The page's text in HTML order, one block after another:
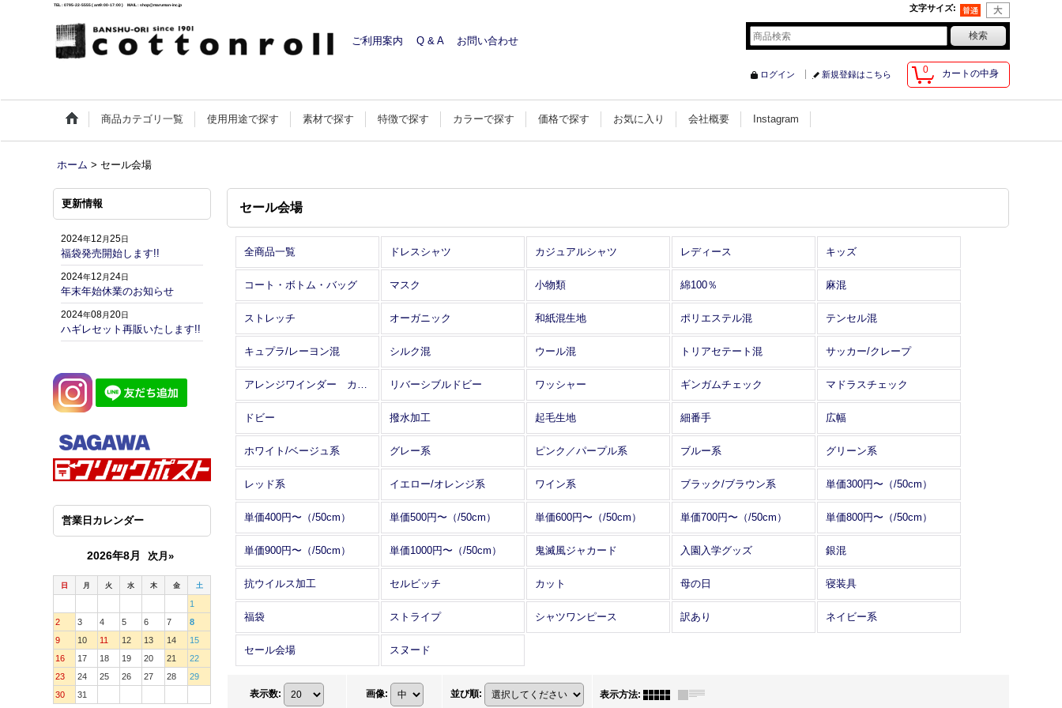
TEL : 0795-22-5555 ( am9:00-17:00 ) MAIL : shop@maruman-inc.jp 文字サイズ:
ご利用案内 Q & A お問い合わせ
0 カートの中身
ログイン 新規登録はこちら
商品カテゴリ一覧 使用用途で探す 素材で探す 特徴で探す カラーで探す 価格で探す お気に入り 会社概要 Instagram
ホーム > セール会場
更新情報
2024年12 月25日
福袋発売開始します!!
2024年12 月24日
年末年始休業のお知らせ
2024年08月20日
ハギレセット再販いたします!!
営業日カレンダー
2026年8月 次月»
日 月 火 水 木 金 土
1
2
3 4 5 6 7
8
9
10 11 12 13 14
15
16
17 18 19 20 21
22
23
24 25 26 27 28
29
30
31
セール会場
全商品一覧 ドレスシャツ カジュアルシャツ レディース キッズ
コート・ボトム・バッグ マスク 小物類 綿100％ 麻混
ストレッチ オーガニック 和紙混生地 ポリエステル混 テンセル混
キュプラ/レーヨン混 シルク混 ウール混 トリアセテート混 サッカー/クレープ
アレンジワインダー カットジャカード リバーシブルドビー ワッシャー ギンガムチェック マドラスチェック
ドビー 撥水加工 起毛生地 細番手 広幅
ホワイト/ベージュ系 グレー系 ピンク／パープル系 ブルー系 グリーン系
レッド系 イエロー/オレンジ系 ワイン系 ブラック/ブラウン系 単価300円〜（/50cm）
単価400円〜（/50cm） 単価500円〜（/50cm） 単価600円〜（/50cm） 単価700円〜（/50cm） 単価800円〜（/50cm）
単価900円〜（/50cm） 単価1000円〜（/50cm） 鬼滅風ジャカード 入園入学グッズ 銀混
抗ウイルス加工 セルビッチ カット 母の日 寝装具
福袋 ストライプ シャツワンピース 訳あり ネイビー系
セール会場 スヌード
表示数: 画像: 並び順: 表示方法: